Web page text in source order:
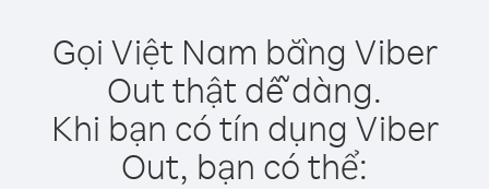
Gọi Việt Nam bằng Viber
Out thật dễ dàng.
Khi bạn có tín dụng Viber
Out, bạn có thể: